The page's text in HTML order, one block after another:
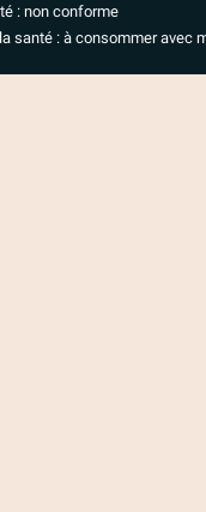
: non conforme
santé : à consommer avec